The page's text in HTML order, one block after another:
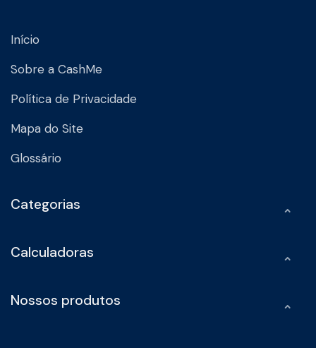
Início
Sobre a CashMe
Política de Privacidade
Mapa do Site
Glossário
Categorias
Calculadoras
Nossos produtos